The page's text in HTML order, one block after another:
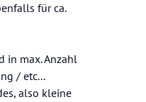
für ca.
in max. Anzahl
/ etc...
also kleine